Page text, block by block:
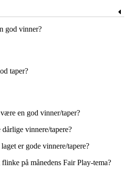
god vinner?
taper?
en god vinner/taper?
vinnere/tapere?
er gode vinnere/tapere?
på månedens Fair Play-tema?